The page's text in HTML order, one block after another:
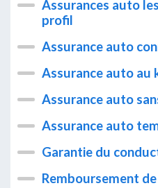
Assurances auto
profil
Assurance auto
Assurance auto au
Assurance auto
Assurance auto
Garantie du
Remboursement